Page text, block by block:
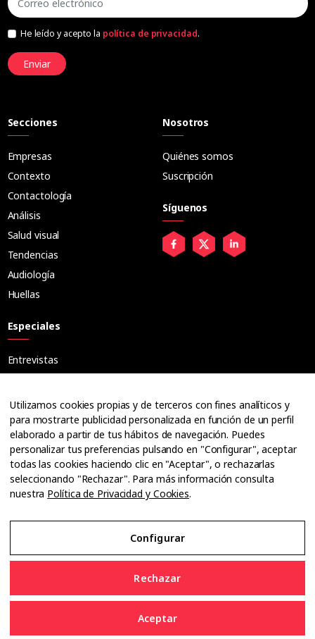
He leído y acepto la política de privacidad.
Enviar
Secciones
Empresas
Contexto
Contactología
Análisis
Salud visual
Tendencias
Audiología
Huellas
Especiales
Entrevistas
Ópticos
Cuadernos
Guías
Dossier
Anuarios
Ofertas de empleo
Nosotros
Quiénes somos
Suscripción
Síguenos
Utilizamos cookies propias y de terceros con fines analíticos y
para mostrarte publicidad personalizada en función de un perfil
elaborado a partir de tus hábitos de navegación. Puedes
personalizar tus preferencias pulsando en "Configurar", aceptar
todas las cookies haciendo clic en "Aceptar", o rechazarlas
seleccionando "Rechazar". Para más información consulta
nuestra Política de Privacidad y Cookies.
Configurar
Rechazar
Aceptar
Aviso Legal
Política de Privacidad y Cookies
Configurar